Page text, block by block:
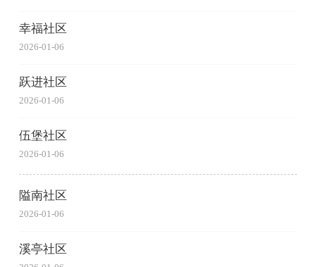
幸福社区
2026-01-06
跃进社区
2026-01-06
伍堡社区
2026-01-06
隘南社区
2026-01-06
溪亭社区